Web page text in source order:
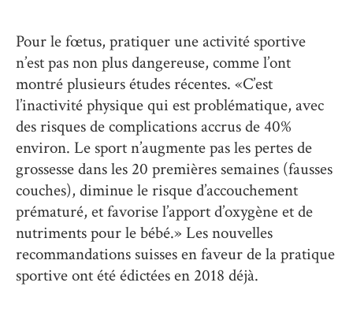
Pour le fœtus, pratiquer une activité sportive
n’est pas non plus dangereuse, comme l’ont
montré plusieurs études récentes. «C’est
l’inactivité physique qui est problématique, avec
des risques de complications accrus de 40%
environ. Le sport n’augmente pas les pertes de
grossesse dans les 20 premières semaines (fausses
couches), diminue le risque d’accouchement
prématuré, et favorise l’apport d’oxygène et de
nutriments pour le bébé.» Les nouvelles
recommandations suisses en faveur de la pratique
sportive ont été édictées en 2018 déjà.